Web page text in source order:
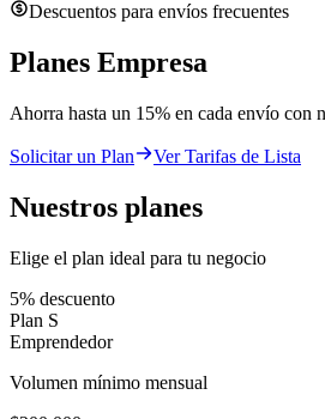
Descuentos para envíos frecuentes
Planes Empresa
Ahorra hasta un 15% en cada envío con
Solicitar un Plan Ver Tarifas de Lista
Nuestros planes
Elige el plan ideal para tu negocio
5% descuento
Plan S
Emprendedor
Volumen mínimo mensual